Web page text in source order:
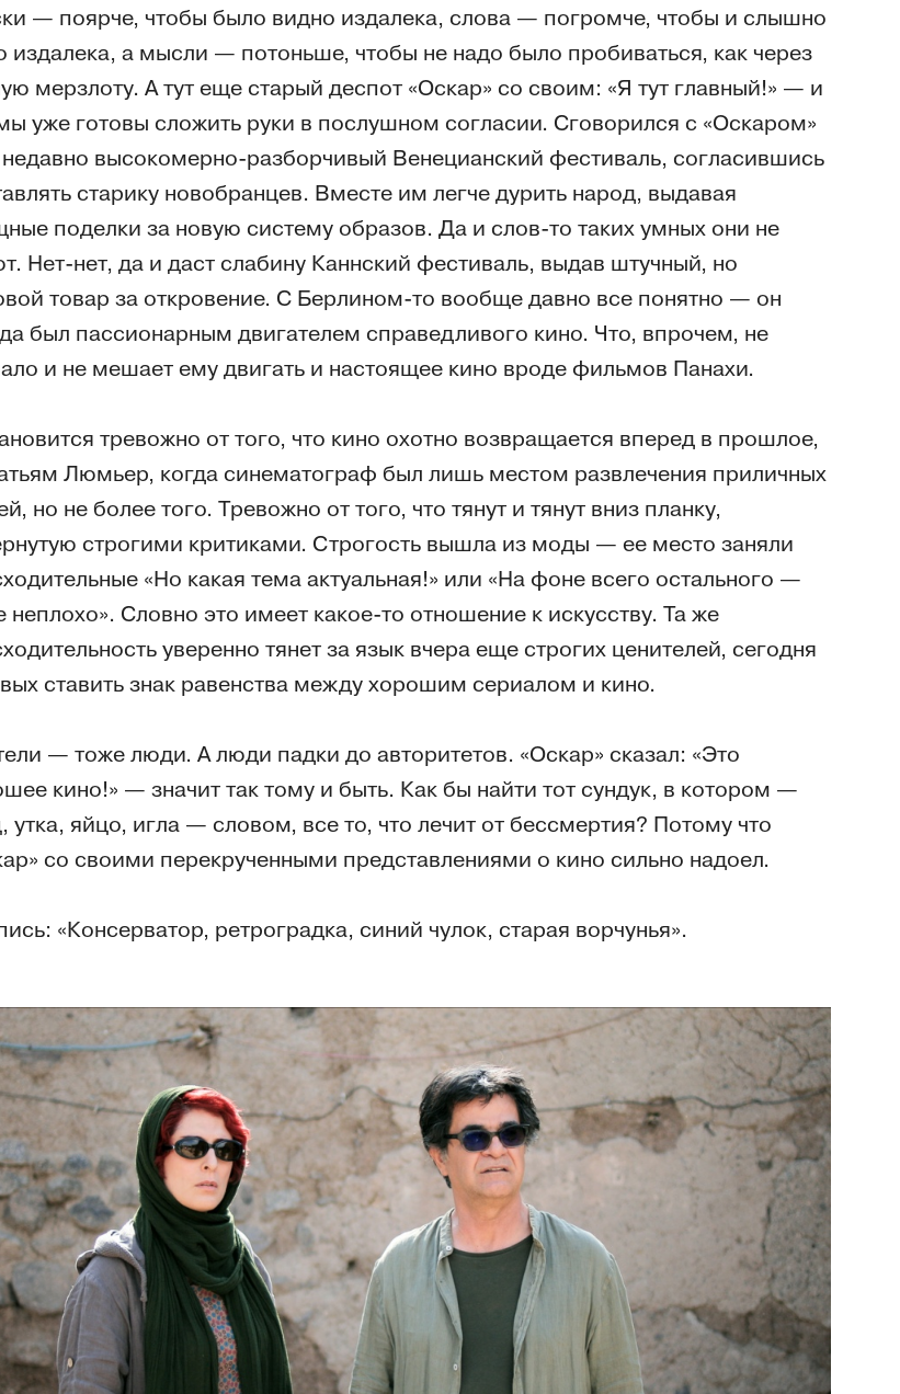
— поярче, чтобы было видно издалека, слова — погромче, чтобы и слышно
издалека, а мысли — потоньше, чтобы не надо было пробиваться, как через
мерзлоту. А тут еще старый деспот «Оскар» со своим: «Я тут главный!» — и
уже готовы сложить руки в послушном согласии. Сговорился с «Оскаром»
высокомерно-разборчивый Венецианский фестиваль, согласившись
старику новобранцев. Вместе им легче дурить народ, выдавая
поделки за новую систему образов. Да и слов-то таких умных они не
Нет-нет, да и даст слабину Каннский фестиваль, выдав штучный, но
товар за откровение. С Берлином-то вообще давно все понятно — он
был пассионарным двигателем справедливого кино. Что, впрочем, не
и не мешает ему двигать и настоящее кино вроде фильмов Панахи.
тревожно от того, что кино охотно возвращается вперед в прошлое,
Люмьер, когда синематограф был лишь местом развлечения приличных
но не более того. Тревожно от того, что тянут и тянут вниз планку,
строгими критиками. Строгость вышла из моды — ее место заняли
«Но какая тема актуальная!» или «На фоне всего остального —
неплохо». Словно это имеет какое-то отношение к искусству. Та же
уверенно тянет за язык вчера еще строгих ценителей, сегодня
ставить знак равенства между хорошим сериалом и кино.
— тоже люди. А люди падки до авторитетов. «Оскар» сказал: «Это
кино!» — значит так тому и быть. Как бы найти тот сундук, в котором —
утка, яйцо, игла — словом, все то, что лечит от бессмертия? Потому что
со своими перекрученными представлениями о кино сильно надоел.
«Консерватор, ретроградка, синий чулок, старая ворчунья».